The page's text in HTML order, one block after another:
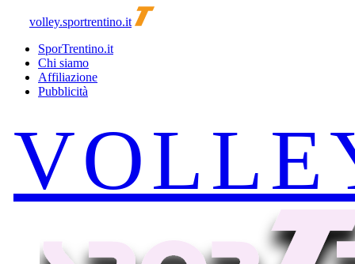
volley.sportrentino.it
SporTrentino.it
Chi siamo
Affiliazione
Pubblicità